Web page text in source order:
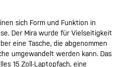
sich Form und Funktion in
Der Mira wurde für Vielseitigkeit
eine Tasche, die abgenommen
umgewandelt werden kann. Das
15 Zoll-Laptopfach, eine